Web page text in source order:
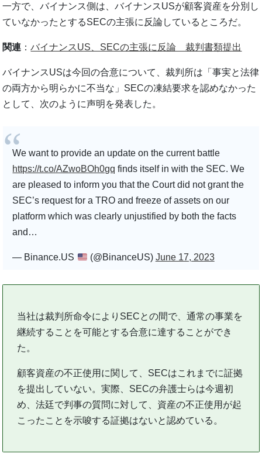
一方で、バイナンス側は、バイナンスUSが顧客資産を分別し
ていなかったとするSECの主張に反論しているところだ。
関連 ：バイナンスUS、SECの主張に反論 裁判書類提出
バイナンスUSは今回の合意について、裁判所は「事実と法律
の両方から明らかに不当な」SECの凍結要求を認めなかった
として、次のように声明を発表した。
We want to provide an update on the current battle
https://t.co/AZwoBOh0gq finds itself in with the SEC. We
are pleased to inform you that the Court did not grant the
SEC’s request for a TRO and freeze of assets on our
platform which was clearly unjustified by both the facts
and…
— Binance.US (@BinanceUS) June 17, 2023
当社は裁判所命令によりSECとの間で、通常の事業を
継続することを可能とする合意に達することができ
た。
顧客資産の不正使用に関して、SECはこれまでに証拠
を提出していない。実際、SECの弁護士らは今週初
め、法廷で判事の質問に対して、資産の不正使用が起
こったことを示唆する証拠はないと認めている。